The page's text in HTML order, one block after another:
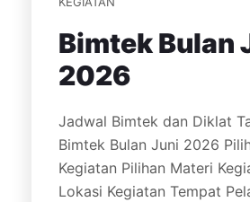
Bimtek Bulan
2026
Jadwal Bimtek dan Diklat
Bimtek Bulan Juni 2026
Kegiatan Pilihan Materi
Lokasi Kegiatan Tempat